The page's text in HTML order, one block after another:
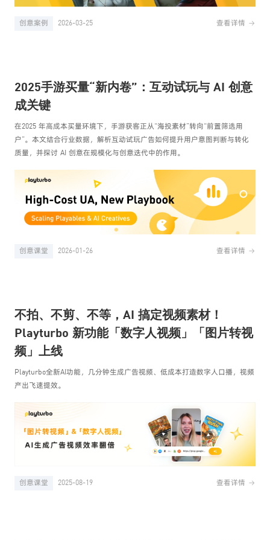
创意案例 2026-03-25 查看详情
2025手游买量“新内卷”：互动试玩与 AI 创意
成关键
在2025 年高成本买量环境下，手游获客正从“海投素材”转向“前置筛选用
户”。本文结合行业数据，解析互动试玩广告如何提升用户意图判断与转化
质量，并探讨 AI 创意在规模化与创意迭代中的作用。
创意课堂 2026-01-26 查看详情
不拍、不剪、不等，AI 搞定视频素材！
Playturbo 新功能「数字人视频」「图片转视
频」上线
Playturbo全新AI功能，几分钟生成广告视频、低成本打造数字人口播，视频
产出飞速提效。
创意课堂 2025-08-19 查看详情